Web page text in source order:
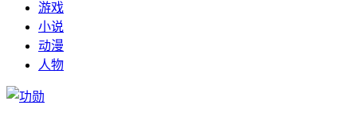
游戏
小说
动漫
人物